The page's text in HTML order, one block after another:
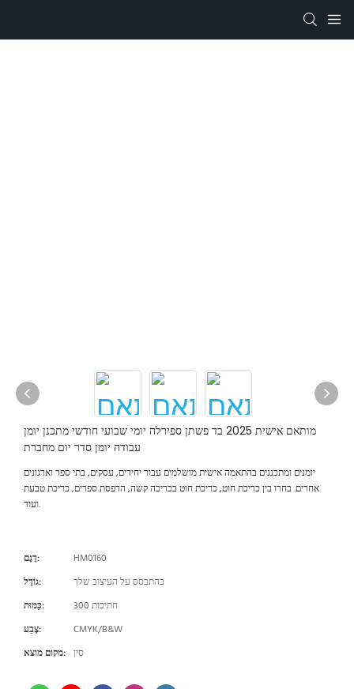
מותאם אישית 2025 בד פשתן ספירלה יומי שבועי חודשי מתכנן יומן
עבודה יומן סדר יום מחברת
יומנים ומתכננים בהתאמה אישית מושלמים עבור יחידים, עסקים, בתי ספר וארגונים
אחרים. בחרו בין כריכת חוט, כריכת חוט בכריכה קשה, הדפסת ספרים, כריכת טבעת
ועוד.
דֶגֶם:
HM0160
גוֹדֶל:
בהתבסס על העיצוב שלך
כַּמוּת:
300 חתיכות
צֶבַע:
CMYK/B&W
מקום מוצא: סִין